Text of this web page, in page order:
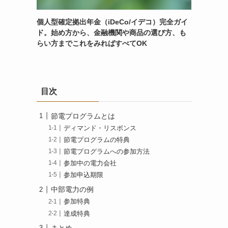
個人型確定拠出年金（iDeCo/イデコ）完全ガイ
ド。始め方から、金融機関や商品の選び方、も
らい方までこれをみればすべてOK
目次
節電プログラムとは
ディマンド・リスポンス
節電プログラムの特典
節電プログラムへの参加方法
参加中の電力会社
参加申込期限
中部電力の例
参加特典
達成特典